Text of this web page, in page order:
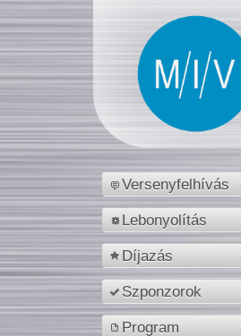
Versenyfelhívás
Lebonyolítás
Díjazás
Szponzorok
Program